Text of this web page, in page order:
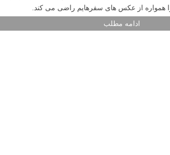
همواره از عکس های سفرهایم راضی می کند.
ادامه مطلب